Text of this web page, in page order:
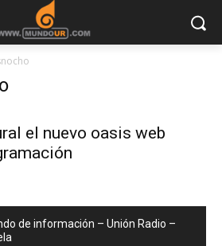
el nuevo oasis web
de información – Unión Radio –